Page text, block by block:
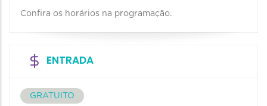
Confira os horários na programação.
ENTRADA
GRATUITO